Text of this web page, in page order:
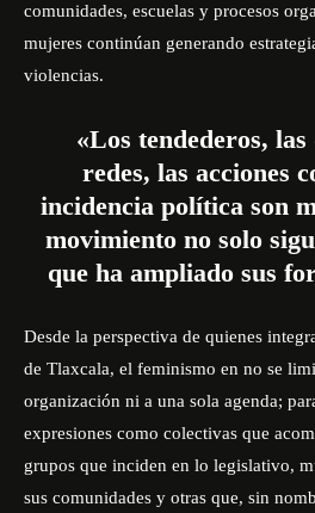
comunidades, escuelas y procesos
mujeres continúan generando
violencias.
«Los tendederos, las
redes, las acciones
incidencia política son
movimiento no solo
que ha ampliado sus
Desde la perspectiva de quienes
de Tlaxcala, el feminismo en no se
organización ni a una sola agenda;
expresiones como colectivas que
grupos que inciden en lo legislativo,
sus comunidades y otras que, sin